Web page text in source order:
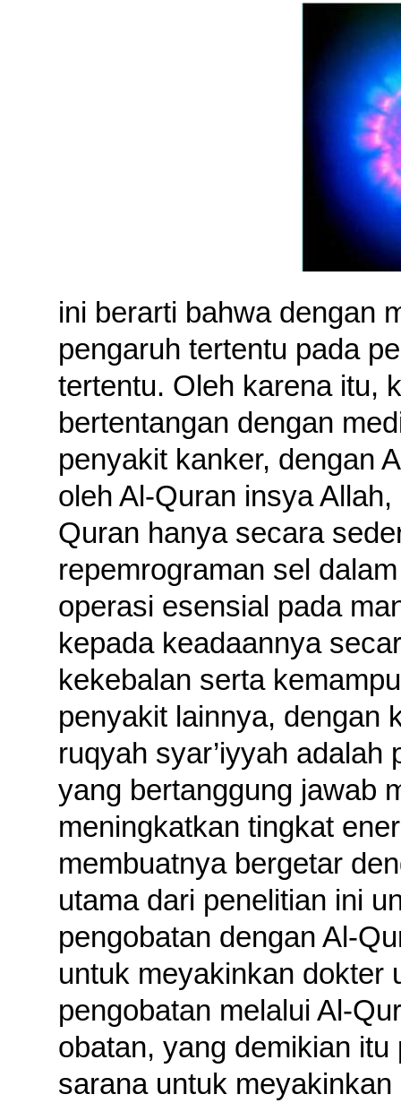
ini berarti bahwa dengan
pengaruh tertentu pada
tertentu. Oleh karena itu,
bertentangan dengan
penyakit kanker, dengan
oleh Al-Quran insya
Quran hanya secara
repemrograman sel
operasi esensial pada
kepada keadaannya
kekebalan serta
penyakit lainnya, dengan
ruqyah syar’iyyah
yang bertanggung jawab
meningkatkan tingkat
membuatnya bergetar
utama dari penelitian ini
pengobatan dengan Al-
untuk meyakinkan dokter
pengobatan melalui Al-
obatan, yang demikian
sarana untuk